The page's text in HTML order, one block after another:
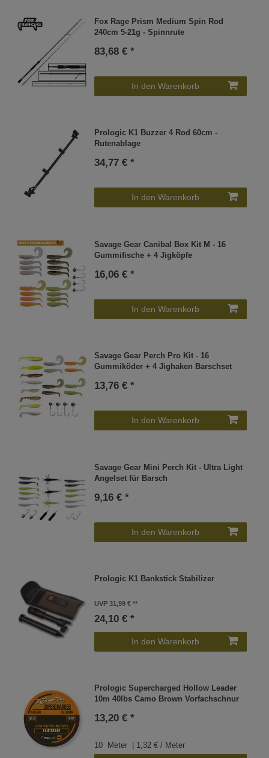
Fox Rage Prism Medium Spin Rod
240cm 5-21g - Spinnrute
83,68 € *
In den Warenkorb
Prologic K1 Buzzer 4 Rod 60cm -
Rutenablage
34,77 € *
In den Warenkorb
Savage Gear Canibal Box Kit M - 16
Gummifische + 4 Jigköpfe
16,06 € *
In den Warenkorb
Savage Gear Perch Pro Kit - 16
Gummiköder + 4 Jighaken Barschset
13,76 € *
In den Warenkorb
Savage Gear Mini Perch Kit - Ultra Light
Angelset für Barsch
9,16 € *
In den Warenkorb
Prologic K1 Bankstick Stabilizer
UVP 31,99 €
24,10 € *
In den Warenkorb
Prologic Supercharged Hollow Leader
10m 40lbs Camo Brown Vorfachschnur
13,20 € *
10 Meter | 1,32 € / Meter